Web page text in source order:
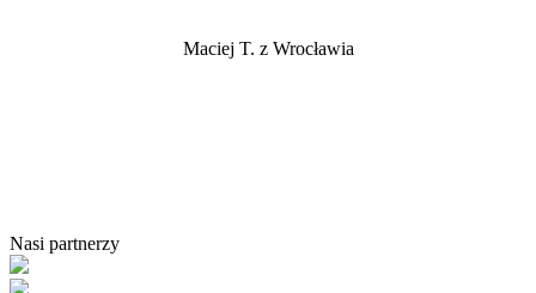
Maciej T. z Wrocławia
Nasi partnerzy